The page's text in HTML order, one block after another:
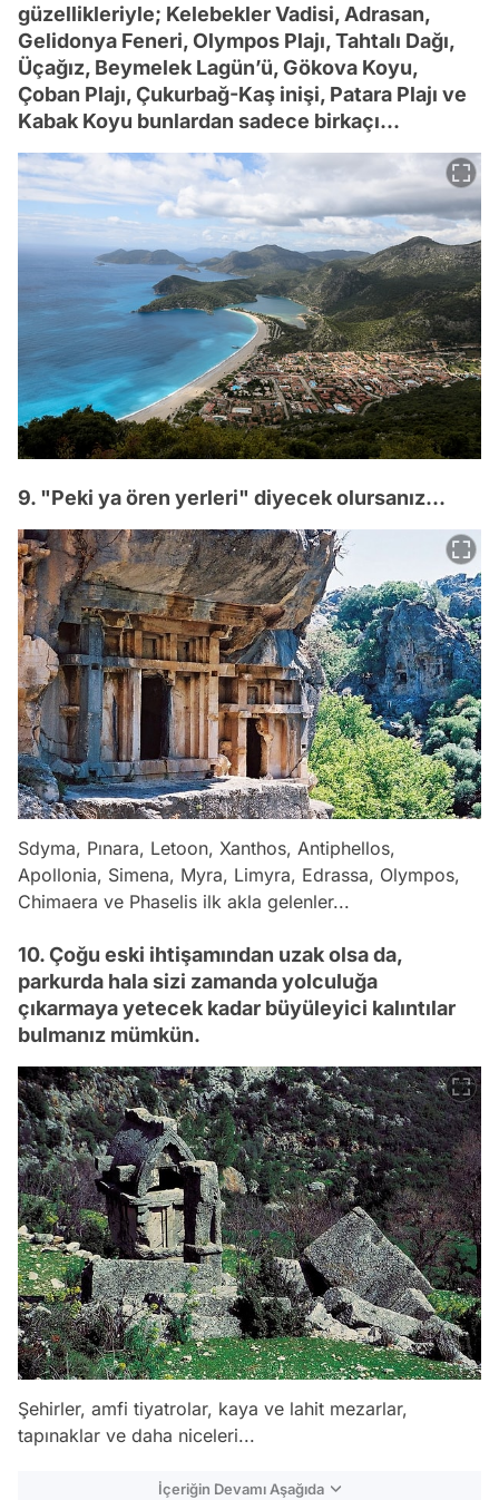
güzellikleriyle; Kelebekler Vadisi, Adrasan,
Gelidonya Feneri, Olympos Plajı, Tahtalı Dağı,
Üçağız, Beymelek Lagün’ü, Gökova Koyu,
Çoban Plajı, Çukurbağ-Kaş inişi, Patara Plajı ve
Kabak Koyu bunlardan sadece birkaçı...
9. "Peki ya ören yerleri" diyecek olursanız...
Sdyma, Pınara, Letoon, Xanthos, Antiphellos,
Apollonia, Simena, Myra, Limyra, Edrassa, Olympos,
Chimaera ve Phaselis ilk akla gelenler...
10. Çoğu eski ihtişamından uzak olsa da,
parkurda hala sizi zamanda yolculuğa
çıkarmaya yetecek kadar büyüleyici kalıntılar
bulmanız mümkün.
Şehirler, amfi tiyatrolar, kaya ve lahit mezarlar,
tapınaklar ve daha niceleri...
İçeriğin Devamı Aşağıda